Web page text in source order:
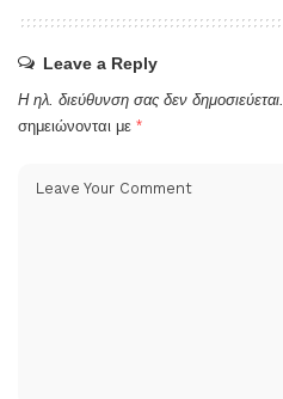
Leave a Reply
Η ηλ. διεύθυνση σας δεν δημοσιεύεται.
σημειώνονται με *